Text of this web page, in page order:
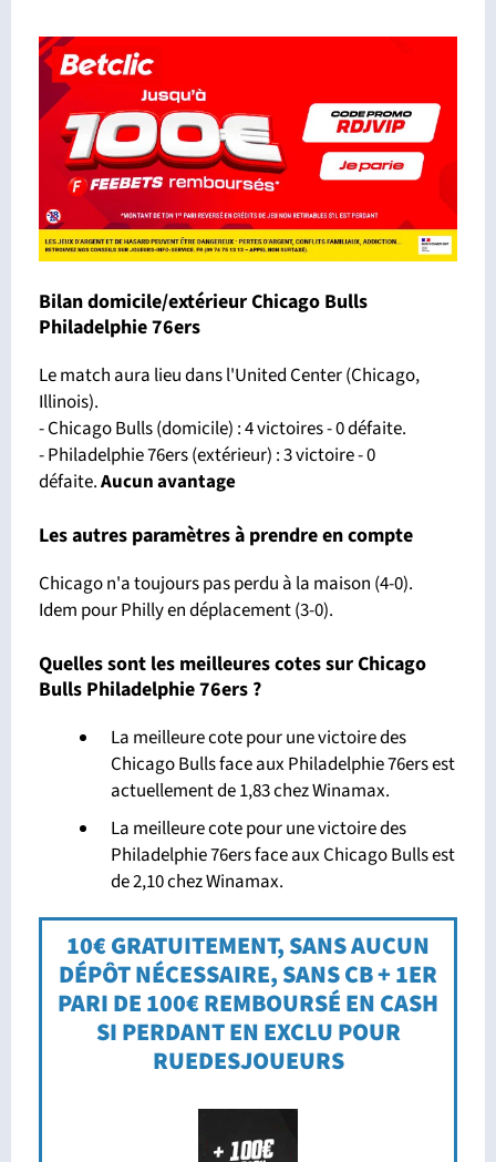
Bilan domicile/extérieur Chicago Bulls
Philadelphie 76ers
Le match aura lieu dans l'United Center (Chicago,
Illinois).
- Chicago Bulls (domicile) : 4 victoires - 0 défaite.
- Philadelphie 76ers (extérieur) : 3 victoire - 0
défaite.Aucun avantage
Les autres paramètres à prendre en compte
Chicago n'a toujours pas perdu à la maison (4-0).
Idem pour Philly en déplacement (3-0).
Quelles sont les meilleures cotes sur Chicago
Bulls Philadelphie 76ers ?
La meilleure cote pour une victoire des
Chicago Bulls face aux Philadelphie 76ers est
actuellement de 1,83 chez Winamax.
La meilleure cote pour une victoire des
Philadelphie 76ers face aux Chicago Bulls est
de 2,10 chez Winamax.
10€ GRATUITEMENT, SANS AUCUN
DÉPÔT NÉCESSAIRE, SANS CB + 1ER
PARI DE 100€ REMBOURSÉ EN CASH
SI PERDANT EN EXCLU POUR
RUEDESJOUEURS